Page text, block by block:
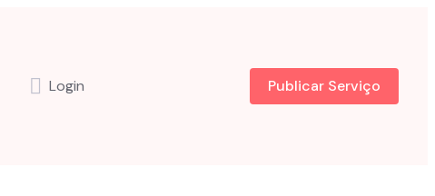
Login Publicar Serviço